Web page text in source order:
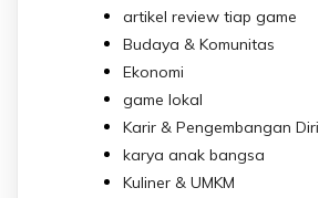
artikel review tiap game
Budaya & Komunitas
Ekonomi
game lokal
Karir & Pengembangan Diri
karya anak bangsa
Kuliner & UMKM